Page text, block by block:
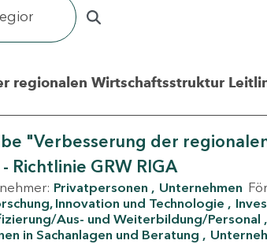
regionalen Wirtschaftsstruktur
"Verbesserung der
GRW RIGA
Privatpersonen Unternehmen
Innovation und Technologie
Aus- und Weiterbildung/Personal
in Sachanlagen und Beratung